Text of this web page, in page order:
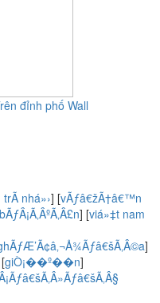
đỉnh phố Wall
trÃ­ nhá»›] [vÃƒâ€žÃ†â€™n
] [viá»‡t nam
]
[giÒ¡��º��n]